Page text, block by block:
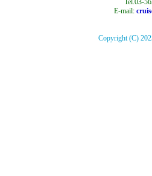
Tel.03-
E-mail:
Copyright (C)